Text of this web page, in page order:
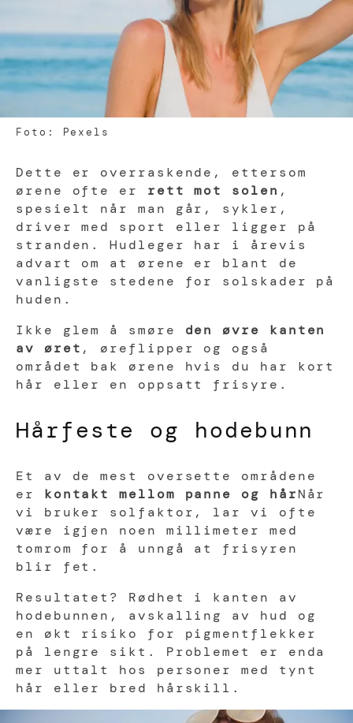
Foto: Pexels
Dette er overraskende, ettersom
ørene ofte er rett mot solen ,
spesielt når man går, sykler,
driver med sport eller ligger på
stranden. Hudleger har i årevis
advart om at ørene er blant de
vanligste stedene for solskader på
huden.
Ikke glem å smøre den øvre kanten
av øret , øreflipper og også
området bak ørene hvis du har kort
hår eller en oppsatt frisyre.
Hårfeste og hodebunn
Et av de mest oversette områdene
er kontakt mellom panne og hårNår
vi bruker solfaktor, lar vi ofte
være igjen noen millimeter med
tomrom for å unngå at frisyren
blir fet.
Resultatet? Rødhet i kanten av
hodebunnen, avskalling av hud og
en økt risiko for pigmentflekker
på lengre sikt. Problemet er enda
mer uttalt hos personer med tynt
hår eller bred hårskill.